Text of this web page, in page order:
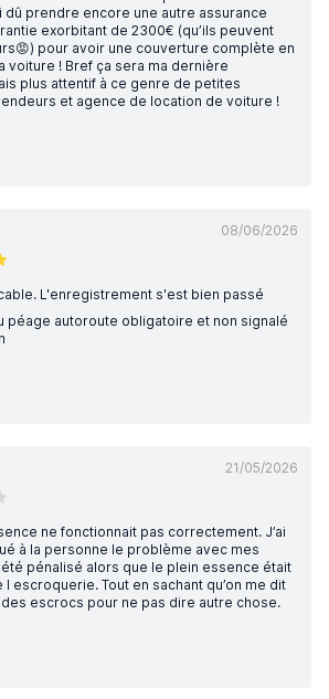
dû prendre encore une autre assurance
exorbitant de 2300€ (qu’ils peuvent
pour avoir une couverture complète en
voiture ! Bref ça sera ma dernière
plus attentif à ce genre de petites
et agence de location de voiture !
08/06/2026
L'enregistrement s'est bien passé
péage autoroute obligatoire et non signalé
21/05/2026
ne fonctionnait pas correctement. J’ai
à la personne le problème avec mes
pénalisé alors que le plein essence était
l escroquerie. Tout en sachant qu’on me dit
escrocs pour ne pas dire autre chose.